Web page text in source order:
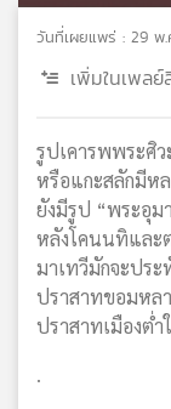
วันที่เผยแพร่ : 29 พ.
เพิ่มในเพล
รูปเคารพพระศิ
หรือแกะสลักมีห
ยังมีรูป “พระอุม
หลังโคนนทิและ
มาเทวีมักจะปร
ปราสาทขอมหล
ปราสาทเมืองต่
.